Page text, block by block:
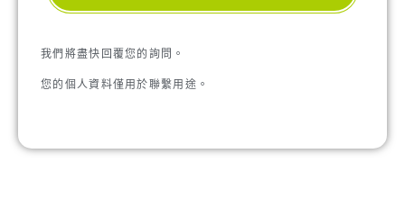
我們將盡快回覆您的詢問。
您的個人資料僅用於聯繫用途。